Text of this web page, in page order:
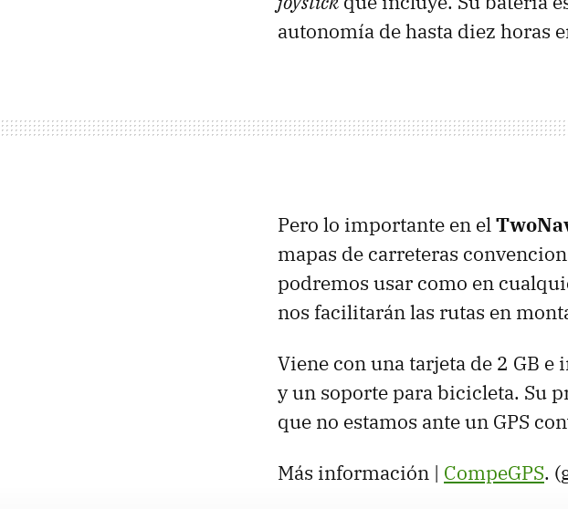
autonomía de hasta diez horas
Pero lo importante en el
mapas de carreteras
podremos usar como en
nos facilitarán las rutas en
Viene con una tarjeta de 2 GB
y un soporte para bicicleta. Su
que no estamos ante un GPS
Más información | CompeGPS.